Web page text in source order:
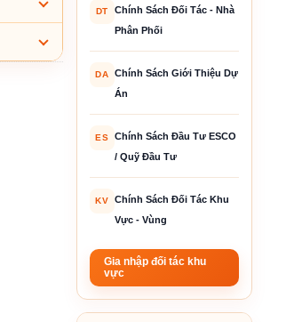
DT
Chính Sách Đối Tác - Nhà
Phân Phối
DA
Chính Sách Giới Thiệu Dự
Án
ES
Chính Sách Đầu Tư ESCO
/ Quỹ Đầu Tư
KV
Chính Sách Đối Tác Khu
Vực - Vùng
Gia nhập đối tác khu
vực